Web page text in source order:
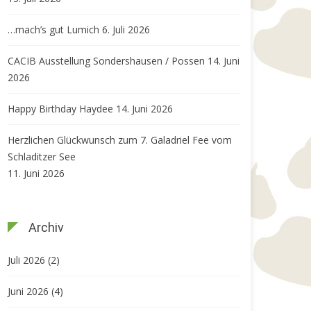
…mach’s gut Lumich 6. Juli 2026
CACIB Ausstellung Sondershausen / Possen 14. Juni
2026
Happy Birthday Haydee 14. Juni 2026
Herzlichen Glückwunsch zum 7. Galadriel Fee vom
Schladitzer See
11. Juni 2026
Archiv
Juli 2026 (2)
Juni 2026 (4)